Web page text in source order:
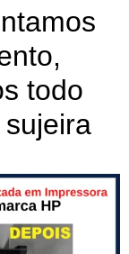
todo